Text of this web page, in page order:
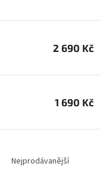
2 690 Kč
1 690 Kč
Nejprodávanější